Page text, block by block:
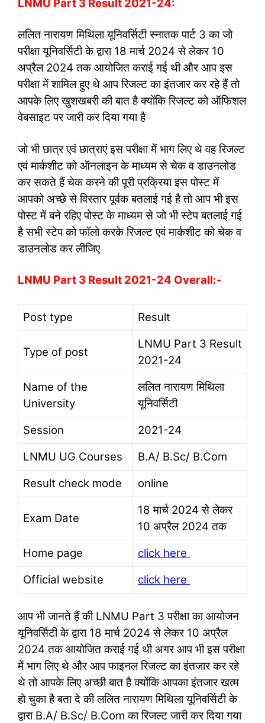
LNMU Part 3 Result 2021-24:
ललित नारायण मिथिला यूनिवर्सिटी स्नातक पार्ट 3 का जो
परीक्षा यूनिवर्सिटी के द्वारा 18 मार्च 2024 से लेकर 10
अप्रैल 2024 तक आयोजित कराई गई थी और आप इस
परीक्षा में शामिल हुए थे आप रिजल्ट का इंतजार कर रहे हैं तो
आपके लिए खुशखबरी की बात है क्योंकि रिजल्ट को ऑफिशल
वेबसाइट पर जारी कर दिया गया है
जो भी छात्र एवं छात्राएं इस परीक्षा में भाग लिए थे वह रिजल्ट
एवं मार्कशीट को ऑनलाइन के माध्यम से चेक व डाउनलोड
कर सकते हैं चेक करने की पूरी प्रक्रिया इस पोस्ट में
आपको अच्छे से विस्तार पूर्वक बतलाई गई है तो आप भी इस
पोस्ट में बने रहिए पोस्ट के माध्यम से जो भी स्टेप बतलाई गई
है सभी स्टेप को फॉलो करके रिजल्ट एवं मार्कशीट को चेक व
डाउनलोड कर लीजिए
LNMU Part 3 Result 2021-24 Overall:-
Post type Result
Type of post
LNMU Part 3 Result
2021-24
Name of the
University
ललित नारायण मिथिला
यूनिवर्सिटी
Session
2021-24
LNMU UG Courses
B.A/ B.Sc/ B.Com
Result check mode
online
Exam Date
18 मार्च 2024 से लेकर
10 अप्रैल 2024 तक
Home page
click here
Official website
click here
आप भी जानते हैं की LNMU Part 3 परीक्षा का आयोजन
यूनिवर्सिटी के द्वारा 18 मार्च 2024 से लेकर 10 अप्रैल
2024 तक आयोजित कराई गई थी अगर आप भी इस परीक्षा
में भाग लिए थे और आप फाइनल रिजल्ट का इंतजार कर रहे
थे तो आपके लिए अच्छी बात है क्योंकि आपका इंतजार खत्म
हो चुका है बता दे की ललित नारायण मिथिला यूनिवर्सिटी के
द्वारा B.A/ B.Sc/ B.Com का रिजल्ट जारी कर दिया गया